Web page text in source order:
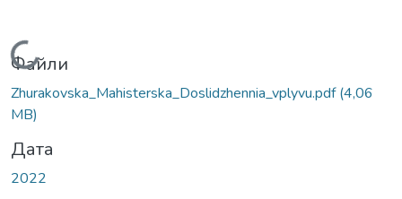
Вантажиться...
Файли
Zhurakovska_Мahisterska_Doslidzhennia_vplyvu.pdf(4,06
MB)
Дата
2022